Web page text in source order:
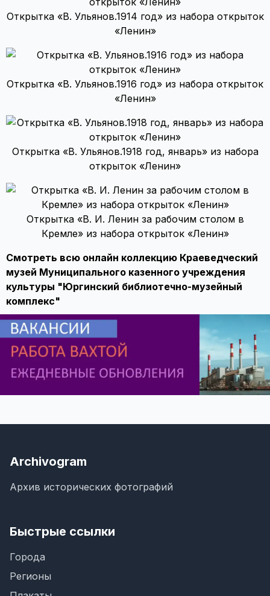
Открытка «В. Ульянов.1914 год» из набора открыток
«Ленин»
Открытка «В. Ульянов.1916 год» из набора открыток
«Ленин»
Открытка «В. Ульянов.1918 год, январь» из набора
открыток «Ленин»
Открытка «В. И. Ленин за рабочим столом в
Кремле» из набора открыток «Ленин»
Смотреть всю онлайн коллекцию Краеведческий
музей Муниципального казенного учреждения
культуры "Юргинский библиотечно-музейный
комплекс"
Archivogram
Архив исторических фотографий
Быстрые ссылки
Города
Регионы